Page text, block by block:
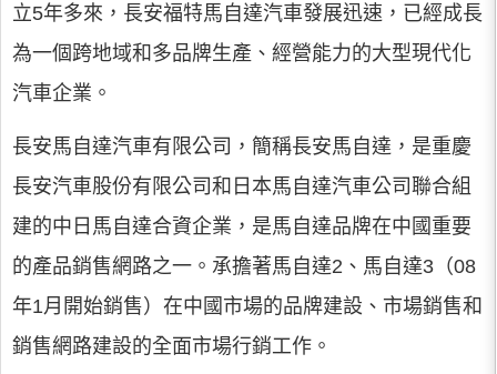
立5年多來，長安福特馬自達汽車發展迅速，已經成長
為一個跨地域和多品牌生產、經營能力的大型現代化
汽車企業。
長安馬自達汽車有限公司，簡稱長安馬自達，是重慶
長安汽車股份有限公司和日本馬自達汽車公司聯合組
建的中日馬自達合資企業，是馬自達品牌在中國重要
的產品銷售網路之一。承擔著馬自達2、馬自達3（08
年1月開始銷售）在中國市場的品牌建設、市場銷售和
銷售網路建設的全面市場行銷工作。